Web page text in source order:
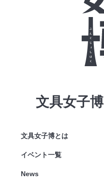
文具女子博
文具女子博とは
イベント一覧
News